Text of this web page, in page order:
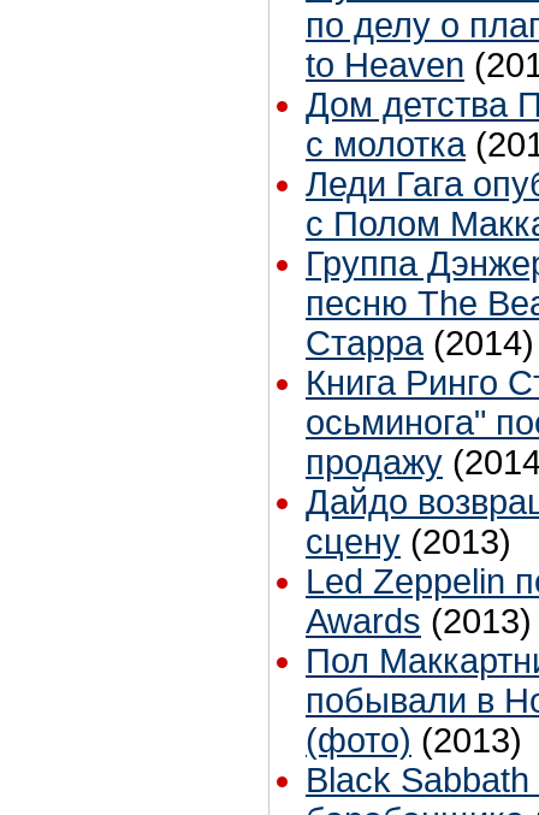
по делу о
to Heaven
Дом детства
с молотка
Леди Гага
с Полом
Группа
песню The
Старра (2014)
Книга Ринго
осьминога"
продажу
Дайдо
сцену (2013)
Led Zeppelin
Awards (2013)
Пол
побывали в
(фото) (2013)
Black Sabbath